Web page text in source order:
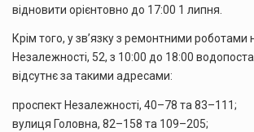
відновити орієнтовно до 17:00 1 липня.
Крім того, у зв’язку з ремонтними роботами
Незалежності, 52, з 10:00 до 18:00
відсутнє за такими адресами:
проспект Незалежності, 40–78 та 83–111;
вулиця Головна, 82–158 та 109–205;